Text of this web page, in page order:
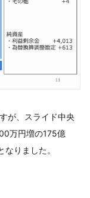
が、スライド中央
万円増の175億
りました。